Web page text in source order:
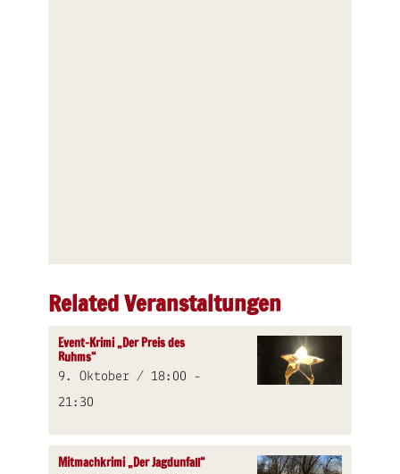
Related Veranstaltungen
Event-Krimi „Der Preis des
Ruhms“
9. Oktober / 18:00 -
21:30
Mitmachkrimi „Der Jagdunfall“